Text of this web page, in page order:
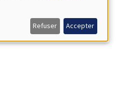
Refuser Accepter